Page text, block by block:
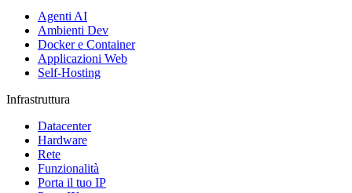
Agenti AI
Ambienti Dev
Docker e Container
Applicazioni Web
Self-Hosting
Infrastruttura
Datacenter
Hardware
Rete
Funzionalità
Porta il tuo IP